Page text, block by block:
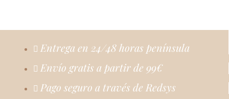
Entrega en 24/48 horas península
Envío gratis a partir de 99€
Pago seguro a través de Redsys